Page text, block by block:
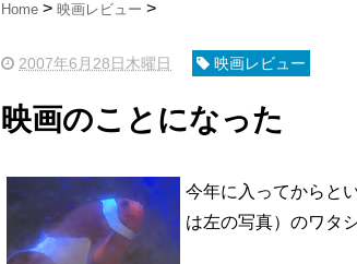
Home 映画レビュー
2007年6月28日木曜日 映画レビュー
映画のことになった
今年に入ってからと
は左の写真）のワタ